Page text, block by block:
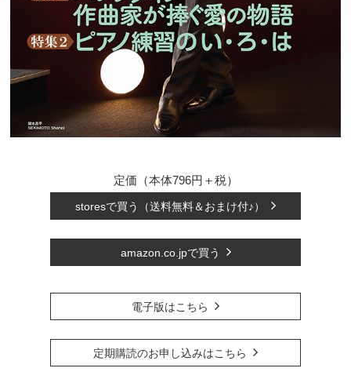
定価（本体796円＋税）
storesで買う（送料無料＆おまけ付♪）
amazon.co.jpで買う
電子版はこちら
定期購読のお申し込みはこちら